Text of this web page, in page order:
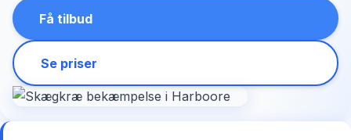
Få tilbud
Se priser